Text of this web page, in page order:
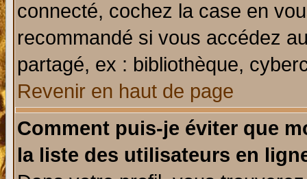
connecté, cochez la case en
recommandé si vous accédez
partagé, ex : bibliothèque,
Revenir en haut de page
Comment puis-je éviter que
la liste des utilisateurs en